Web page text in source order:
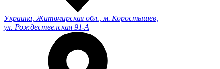
Украина, Житомирская обл., м. Коростышев,
ул. Рождественская 91-А